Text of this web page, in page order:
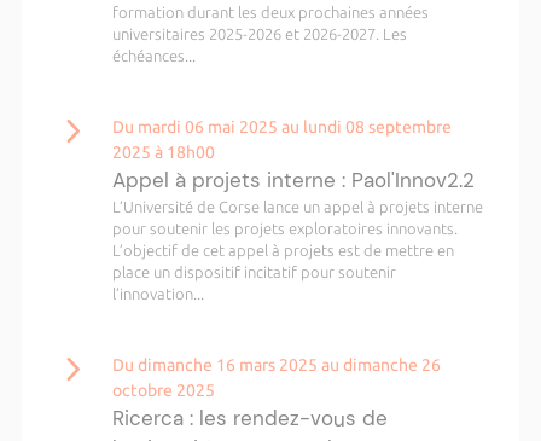
formation durant les deux prochaines années
universitaires 2025-2026 et 2026-2027. Les
échéances...
Du mardi 06 mai 2025 au lundi 08 septembre
2025 à 18h00
Appel à projets interne : Paol'Innov2.2
L’Université de Corse lance un appel à projets interne
pour soutenir les projets exploratoires innovants.
L’objectif de cet appel à projets est de mettre en
place un dispositif incitatif pour soutenir
l’innovation...
Du dimanche 16 mars 2025 au dimanche 26
octobre 2025
Ricerca : les rendez-vous de